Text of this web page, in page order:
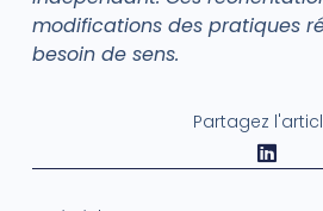
modifications des pratiques
besoin de sens.
Partagez